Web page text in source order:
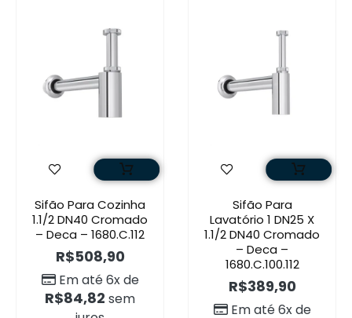
Sifão Para Cozinha
1.1/2 DN40 Cromado
– Deca – 1680.C.112
R$508,90
Em até 6x de
R$84,82 sem
Sifão Para
Lavatório 1 DN25 X
1.1/2 DN40 Cromado
– Deca –
1680.C.100.112
R$389,90
Em até 6x de